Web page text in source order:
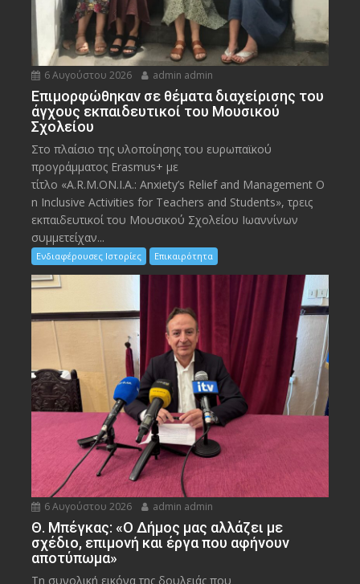
6 Αυγούστου 2026 admin admin
Eπιμορφώθηκαν σε θέματα διαχείρισης του
άγχους εκπαιδευτικοί του Μουσικού
Σχολείου
Στο πλαίσιο της υλοποίησης του ευρωπαϊκού
προγράμματος Erasmus+ με
τίτλο «A.R.M.ON.I.A.: Anxiety’s Relief and Management O
n Inclusive Activities for Teachers and Students», τρεις
εκπαιδευτικοί του Μουσικού Σχολείου Ιωαννίνων
συμμετείχαν...
Ενδιαφέρουσες Ιστορίες Επικαιρότητα
6 Αυγούστου 2026 admin admin
Θ. Μπέγκας: «Ο Δήμος μας αλλάζει με
σχέδιο, επιμονή και έργα που αφήνουν
αποτύπωμα»
Τη συνολική εικόνα της δουλειάς που